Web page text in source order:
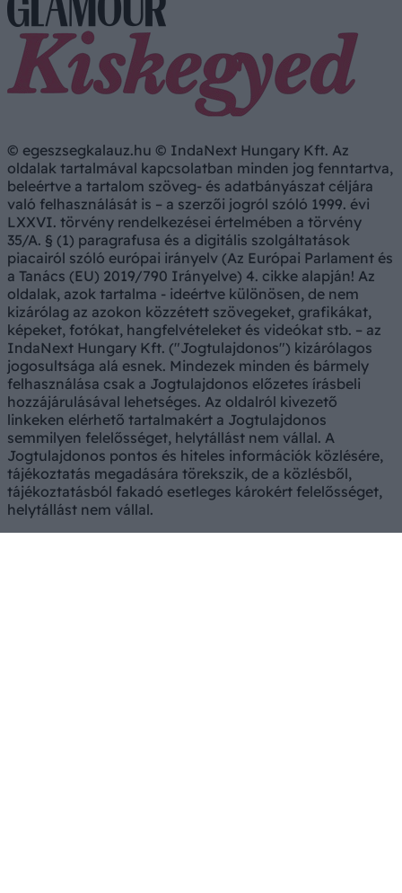
© egeszsegkalauz.hu © IndaNext Hungary Kft. Az
oldalak tartalmával kapcsolatban minden jog fenntartva,
beleértve a tartalom szöveg- és adatbányászat céljára
való felhasználását is – a szerzői jogról szóló 1999. évi
LXXVI. törvény rendelkezései értelmében a törvény
35/A. § (1) paragrafusa és a digitális szolgáltatások
piacairól szóló európai irányelv (Az Európai Parlament és
a Tanács (EU) 2019/790 Irányelve) 4. cikke alapján! Az
oldalak, azok tartalma - ideértve különösen, de nem
kizárólag az azokon közzétett szövegeket, grafikákat,
képeket, fotókat, hangfelvételeket és videókat stb. – az
IndaNext Hungary Kft. ("Jogtulajdonos") kizárólagos
jogosultsága alá esnek. Mindezek minden és bármely
felhasználása csak a Jogtulajdonos előzetes írásbeli
hozzájárulásával lehetséges. Az oldalról kivezető
linkeken elérhető tartalmakért a Jogtulajdonos
semmilyen felelősséget, helytállást nem vállal. A
Jogtulajdonos pontos és hiteles információk közlésére,
tájékoztatás megadására törekszik, de a közlésből,
tájékoztatásból fakadó esetleges károkért felelősséget,
helytállást nem vállal.